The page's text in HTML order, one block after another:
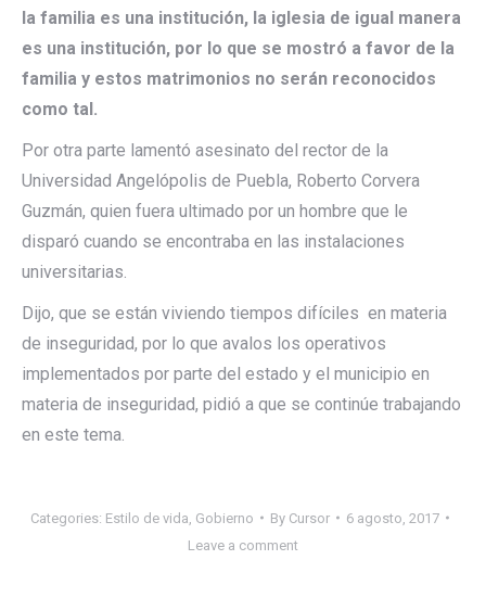
la familia es una institución, la iglesia de igual manera
es una institución, por lo que se mostró a favor de la
familia y estos matrimonios no serán reconocidos
como tal.
Por otra parte lamentó asesinato del rector de la
Universidad Angelópolis de Puebla, Roberto Corvera
Guzmán, quien fuera ultimado por un hombre que le
disparó cuando se encontraba en las instalaciones
universitarias.
Dijo, que se están viviendo tiempos difíciles en materia
de inseguridad, por lo que avalos los operativos
implementados por parte del estado y el municipio en
materia de inseguridad, pidió a que se continúe trabajando
en este tema.
Categories: Estilo de vida Gobierno By Cursor
6 agosto, 2017
Leave a comment